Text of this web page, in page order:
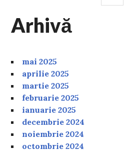
Arhivă
mai 2025
aprilie 2025
martie 2025
februarie 2025
ianuarie 2025
decembrie 2024
noiembrie 2024
octombrie 2024